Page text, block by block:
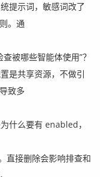
端项目的扩容和缩
提示词，敏感词改了
。通
被哪些智能体使用”？
是共享资源，不做引
致多
什么要有 enabled，
直接删除会影响排查和